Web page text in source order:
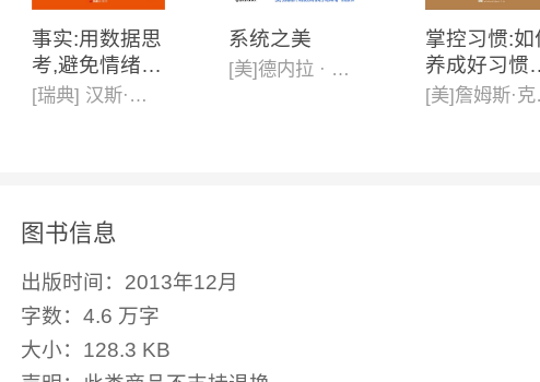
事实:用数据思
考,避免情绪化
决策(新版) [瑞典] 汉斯·罗斯林, 欧拉·罗斯林,安娜·罗斯林·罗朗德
系统之美
[美]德内拉 · 梅多斯(Donella H· Meadows )
掌控习惯:如
养成好习惯
戒除坏习惯( [美]
图书信息
出版时间： 2013年12月
字数： 4.6 万字
大小： 128.3 KB